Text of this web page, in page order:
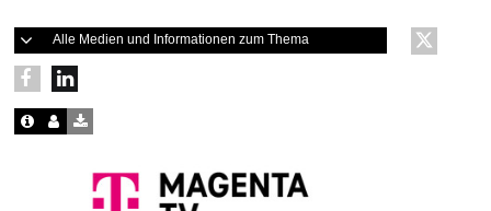
Alle Medien und Informationen zum Thema